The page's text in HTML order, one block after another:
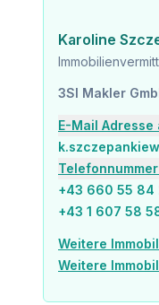
Sonstige
Geldautomat <125m
Bank <150m
Post <125m
Polizei <250m
Verkehr
Bus <125m
U-Bahn <150m
Straßenbahn
Bahnhof <75m
Angaben
Karoline
3SI Makler
E-Mail Adresse
+43 660 55 84
+43 1 607 58
Weitere
Weitere